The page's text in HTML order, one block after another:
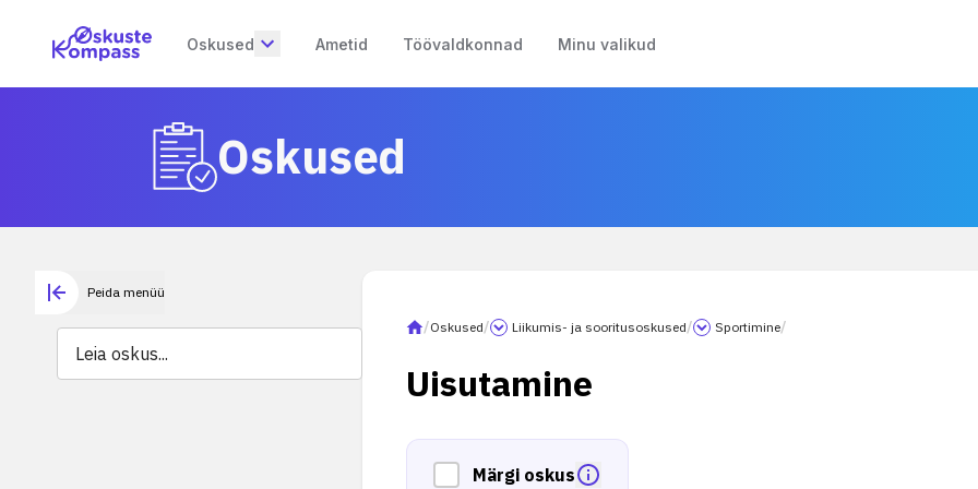
Oskused Ametid Töövaldkonnad Minu valikud
Oskused
Peida menüü
/Oskused/ Liikumis- ja sooritusoskused/ Sportimine/
Uisutamine
Märgi oskus